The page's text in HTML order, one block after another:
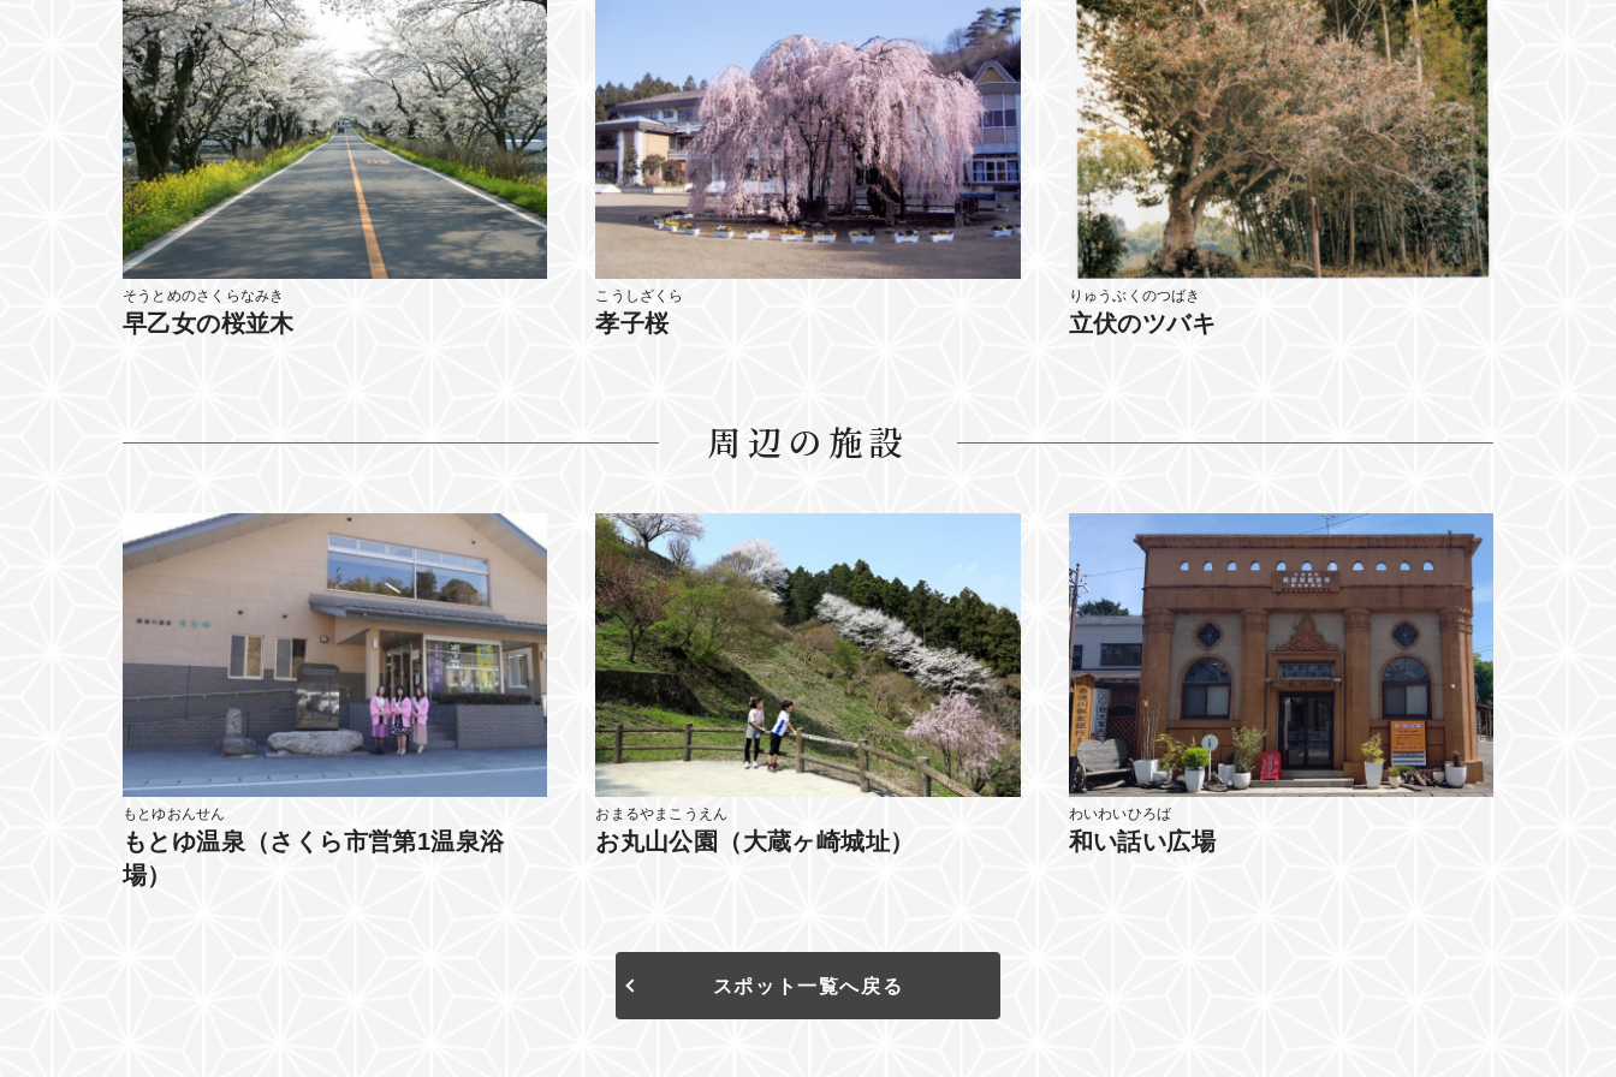
そうとめのさくらなみき
早乙女の桜並木
こうしざくら
孝子桜
りゅうぶくのつばき
立伏のツバキ
周辺の施設
もとゆおんせん
もとゆ温泉（さくら市営第1温泉浴
場）
おまるやまこうえん
お丸山公園（大蔵ヶ崎城址）
わいわいひろば
和い話い広場
スポット一覧へ戻る